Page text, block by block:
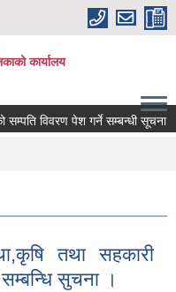
कार्यालय
विवरण पेश गर्ने सम्बन्धी सूचना
तथा सहकारी
सुचना ।